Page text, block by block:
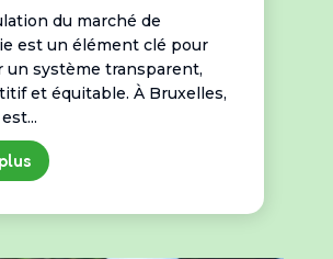
du marché de
est un élément clé pour
un système transparent,
et équitable. À Bruxelles,